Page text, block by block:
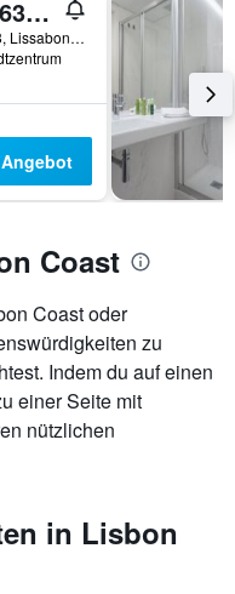
Castilho 63 Hostel & Suites
Rua Castilho 63, Lissabon, Region Lissabon, Portugal
Coast
Coast oder
zu
Indem du auf einen
einer Seite mit
nützlichen
in Lisbon